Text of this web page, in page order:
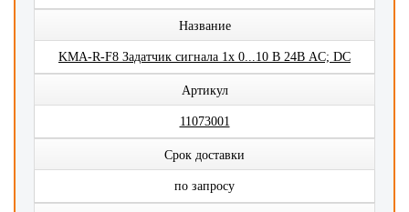
Название
KMA-R-F8 Задатчик сигнала 1x 0...10 В 24В AC; DC
Артикул
11073001
Срок доставки
по запросу